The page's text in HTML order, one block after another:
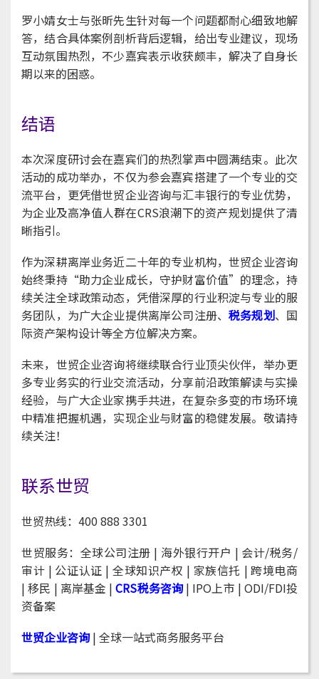
罗小婧女士与张昕先生针对每一个问题都耐心细致地解
答，结合具体案例剖析背后逻辑，给出专业建议，现场
互动氛围热烈，不少嘉宾表示收获颇丰，解决了自身长
期以来的困惑。
结语
本次深度研讨会在嘉宾们的热烈掌声中圆满结束。此次
活动的成功举办，不仅为参会嘉宾搭建了一个专业的交
流平台，更凭借世贸企业咨询与汇丰银行的专业优势，
为企业及高净值人群在CRS浪潮下的资产规划提供了清
晰指引。
作为深耕离岸业务近二十年的专业机构，世贸企业咨询
始终秉持“助力企业成长，守护财富价值”的理念，持
续关注全球政策动态，凭借深厚的行业积淀与专业的服
务团队，为广大企业提供离岸公司注册、税务规划、国
际资产架构设计等全方位解决方案。
未来，世贸企业咨询将继续联合行业顶尖伙伴，举办更
多专业务实的行业交流活动，分享前沿政策解读与实操
经验，与广大企业家携手共进，在复杂多变的市场环境
中精准把握机遇，实现企业与财富的稳健发展。敬请持
续关注！
联系世贸
世贸热线：400 888 3301
世贸服务：全球公司注册 | 海外银行开户 | 会计/税务/
审计 | 公证认证 | 全球知识产权 | 家族信托 | 跨境电商
|移民 | 离岸基金 |CRS税务咨询| IPO上市 | ODI/FDI投
资备案
世贸企业咨询| 全球一站式商务服务平台